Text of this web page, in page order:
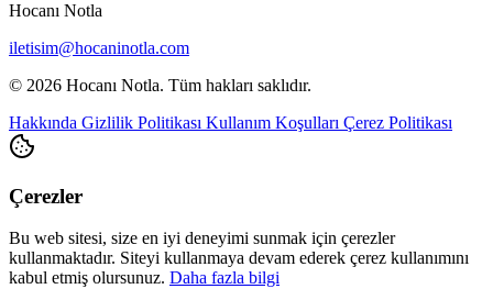
Hocanı Notla
iletisim@hocaninotla.com
© 2026 Hocanı Notla. Tüm hakları saklıdır.
Hakkında Gizlilik Politikası Kullanım Koşulları Çerez Politikası
Çerezler
Bu web sitesi, size en iyi deneyimi sunmak için çerezler
kullanmaktadır. Siteyi kullanmaya devam ederek çerez kullanımını
kabul etmiş olursunuz. Daha fazla bilgi